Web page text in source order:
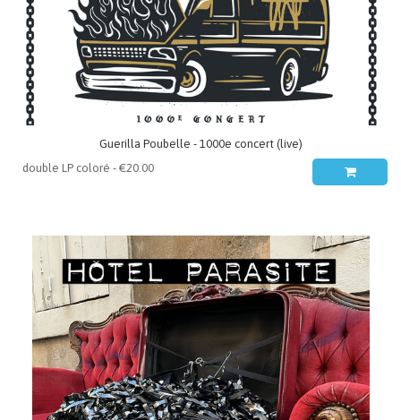
Guerilla Poubelle - 1000e concert (live)